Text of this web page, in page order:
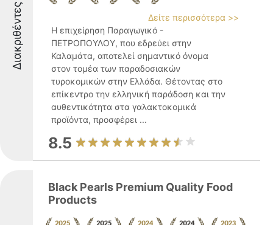
Διακριθέντες
Δείτε περισσότερα >>
Η επιχείρηση Παραγωγικό -
ΠΕΤΡΟΠΟΥΛΟΥ, που εδρεύει στην
Καλαμάτα, αποτελεί σημαντικό όνομα
στον τομέα των παραδοσιακών
τυροκομικών στην Ελλάδα. Θέτοντας στο
επίκεντρο την ελληνική παράδοση και την
αυθεντικότητα στα γαλακτοκομικά
προϊόντα, προσφέρει ...
8.5
Black Pearls Premium Quality Food
Products